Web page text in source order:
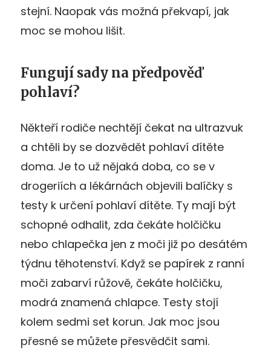
stejní. Naopak vás možná překvapí, jak
moc se mohou lišit.
Fungují sady na předpověď
pohlaví?
Někteří rodiče nechtějí čekat na ultrazvuk
a chtěli by se dozvědět pohlaví dítěte
doma. Je to už nějaká doba, co se v
drogeriích a lékárnách objevili balíčky s
testy k určení pohlaví dítěte. Ty mají být
schopné odhalit, zda čekáte holčičku
nebo chlapečka jen z moči již po desátém
týdnu těhotenství. Když se papírek z ranní
moči zabarví růžově, čekáte holčičku,
modrá znamená chlapce. Testy stojí
kolem sedmi set korun. Jak moc jsou
přesné se můžete přesvědčit sami.